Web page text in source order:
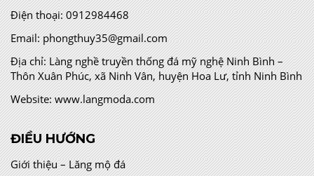
Điện thoại: 0912984468
Email: phongthuy35@gmail.com
Địa chỉ:Làng nghề truyền thống đá mỹ nghệ Ninh Bình –
Thôn Xuân Phúc, xã Ninh Vân, huyện Hoa Lư, tỉnh Ninh Bình
Website: www.langmoda.com
ĐIỀU HƯỚNG
Giới thiệu – Lăng mộ đá